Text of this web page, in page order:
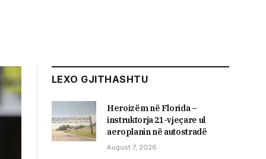
LEXO GJITHASHTU
Heroizëm në Florida –
instruktorja 21-vjeçare ul
aeroplanin në autostradë
August 7, 2026